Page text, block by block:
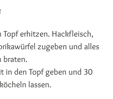
Topf erhitzen. Hackfleisch,
zugeben und alles
braten.
in den Topf geben und 30
lassen.